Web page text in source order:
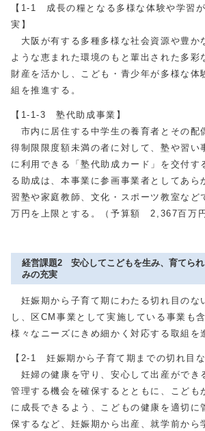
【1-1 成長の糧となる多様な体験や学習
実】
大阪が有する多種多様な社会資源や豊か
ような恵まれた環境のもと輩出された多彩
財産を活かし、こども・青少年が多様な体
組を推進する。
【1-1-3 塾代助成事業】
市内に居住する中学生の養育者とその配
得制限限度額未満の者に対して、塾や習い
に利用できる「塾代助成カード」を交付す
る助成は、本事業に参画事業者としてあら
習塾や家庭教師、文化・スポーツ教室など
万円を上限とする。（予算額 2,367百万円
経営課題2 安心してこどもを生み、育てられ
みの充実
妊娠期から子育て期にわたる切れ目のな
し、区CM事業として実施している事業も
様々なニーズにきめ細かく対応する取組を
【2-1 妊娠期から子育て期までの切れ目な
妊婦の健康を守り、安心して出産ができ
管理する機会を確保するとともに、こども
に成長できるよう、こどもの健康を適切に
保するなど、妊娠期から出産、就学前から